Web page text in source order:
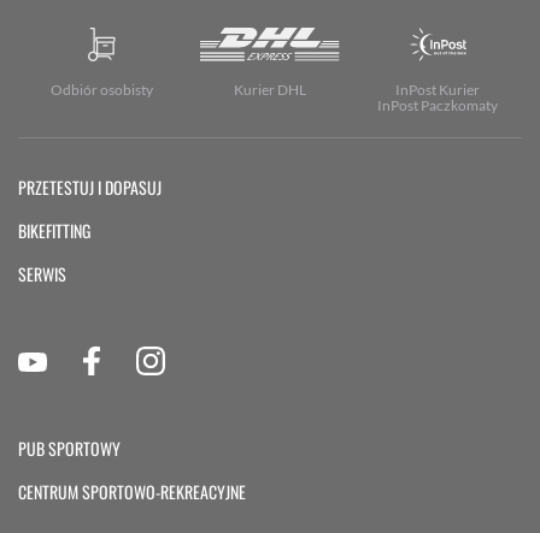
Odbiór osobisty Kurier DHL
InPost Kurier
InPost Paczkomaty
PRZETESTUJ I DOPASUJ
BIKEFITTING
SERWIS
PUB SPORTOWY
CENTRUM SPORTOWO-REKREACYJNE